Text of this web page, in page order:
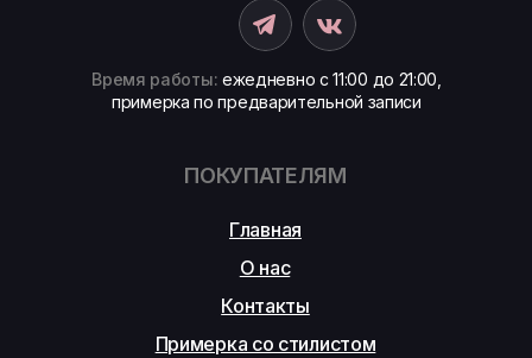
Время работы: ежедневно с 11:00 до 21:00,
примерка по предварительной записи
Главная
О нас
Контакты
Примерка со стилистом
ПОКУПАТЕЛЯМ